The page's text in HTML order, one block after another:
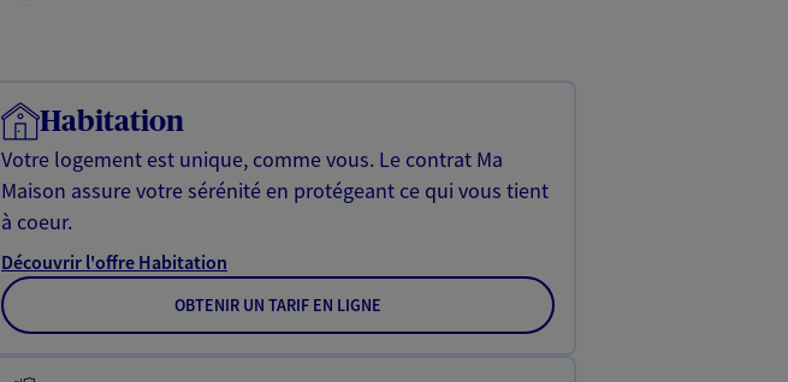
Habitation
Votre logement est unique, comme vous. Le contrat Ma
Maison assure votre sérénité en protégeant ce qui vous tient
à coeur.
Découvrir l'offre Habitation
OBTENIR UN TARIF EN LIGNE